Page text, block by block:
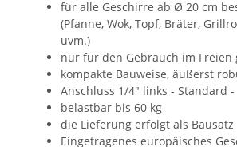
für alle Geschirre ab Ø 20 cm
(Pfanne, Wok, Topf, Bräter,
uvm.)
nur für den Gebrauch im Freien
kompakte Bauweise, äußerst
Anschluss 1/4" links - Standard -
belastbar bis 60 kg
die Lieferung erfolgt als Bausatz
Eingetragenes europäisches